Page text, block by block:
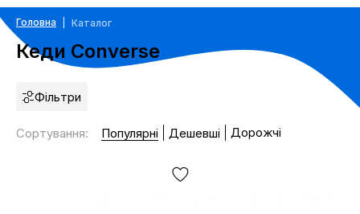
Головна Каталог
Кеди Converse
Фільтри
Сортування: Популярні Дешевші Дорожчі